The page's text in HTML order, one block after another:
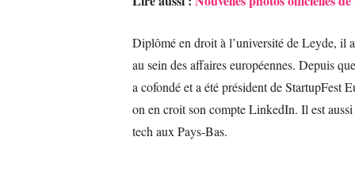
Diplômé en droit à l’université de Leyde, il
au sein des affaires européennes. Depuis
a cofondé et a été président de StartupFest
on en croit son compte LinkedIn. Il est
tech aux Pays-Bas.